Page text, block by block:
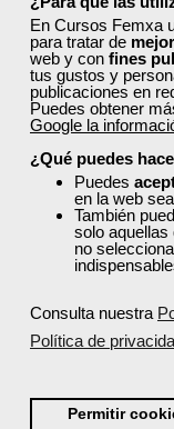
En Cursos Femxa
para tratar de
web y con fines
tus gustos y
publicaciones en
Puedes obtener
Google la
¿Qué puedes
Puedes
en la web
También
solo aquellas
no
Consulta nuestra
Política de
Permitir